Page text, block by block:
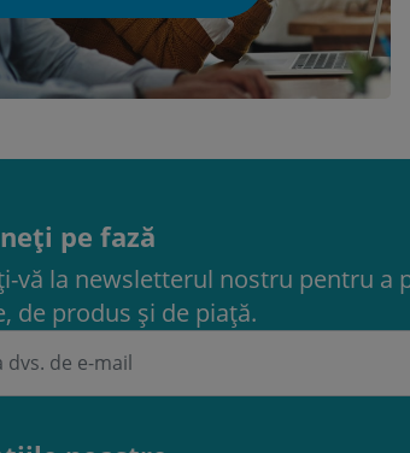
pe fază
vă la newsletterul nostru pentru
de produs și de piață.